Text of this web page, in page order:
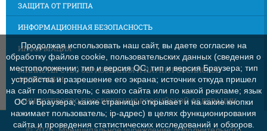
ЗАЩИТА ОТ ГРИППА
ИНФОРМАЦИОННАЯ БЕЗОПАСНОСТЬ
ИНФОРМАЦИЯ
МИНИСТЕРСТВО ОБРАЗОВАНИЯ И НАУКИ РОССИЙСКОЙ
ФЕДЕРАЦИИ
МИНИСТЕРСТВО ПРОСВЕЩЕНИЯ РОССИЙСКОЙ ФЕДЕРАЦИИ
Продолжая использовать наш сайт, вы даете согласие на
обработку файлов cookie, пользовательских данных (сведения о
местоположении; тип и версия ОС; тип и версия Браузера; тип
устройства и разрешение его экрана; источник откуда пришел
на сайт пользователь; с какого сайта или по какой рекламе; язык
ОС и Браузера; какие страницы открывает и на какие кнопки
нажимает пользователь; ip-адрес) в целях функционирования
сайта и проведения статистических исследований и обзоров.